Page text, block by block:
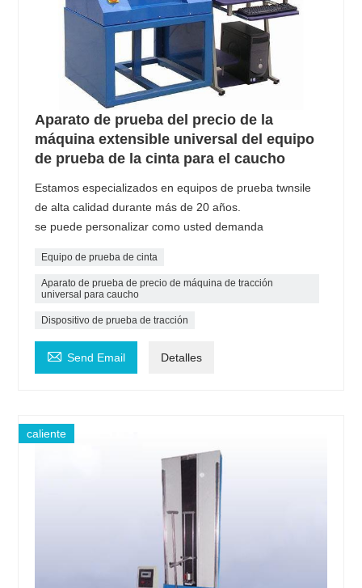
Aparato de prueba del precio de la
máquina extensible universal del equipo
de prueba de la cinta para el caucho
Estamos especializados en equipos de prueba twnsile
de alta calidad durante más de 20 años.
se puede personalizar como usted demanda
Equipo de prueba de cinta
Aparato de prueba de precio de máquina de tracción
universal para caucho
Dispositivo de prueba de tracción
 Send Email Detalles
caliente